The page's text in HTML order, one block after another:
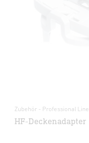
Zubehör - Professional Line
HF-Deckenadapter